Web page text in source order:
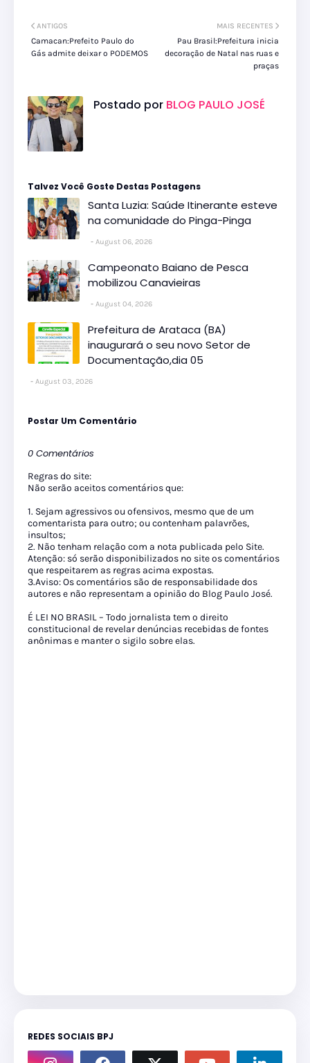
MAIS RECENTES
Pau Brasil:Prefeitura inicia
decoração de Natal nas ruas e
praças
ANTIGOS
Camacan:Prefeito Paulo do
Gás admite deixar o PODEMOS
Postado por BLOG PAULO JOSÉ
Talvez Você Goste Destas Postagens
Santa Luzia: Saúde Itinerante esteve
na comunidade do Pinga-Pinga
August 06, 2026
Campeonato Baiano de Pesca
mobilizou Canavieiras
August 04, 2026
Prefeitura de Arataca (BA)
inaugurará o seu novo Setor de
Documentação,dia 05
August 03, 2026
Postar Um Comentário
0 Comentários
Regras do site:
Não serão aceitos comentários que:
1. Sejam agressivos ou ofensivos, mesmo que de um
comentarista para outro; ou contenham palavrões,
insultos;
2. Não tenham relação com a nota publicada pelo Site.
Atenção: só serão disponibilizados no site os comentários
que respeitarem as regras acima expostas.
3.Aviso: Os comentários são de responsabilidade dos
autores e não representam a opinião do Blog Paulo José.
É LEI NO BRASIL – Todo jornalista tem o direito
constitucional de revelar denúncias recebidas de fontes
anônimas e manter o sigilo sobre elas.
REDES SOCIAIS BPJ